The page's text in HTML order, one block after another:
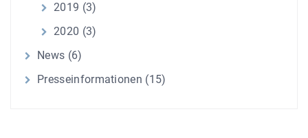
2019 (3)
2020 (3)
News (6)
Presseinformationen (15)